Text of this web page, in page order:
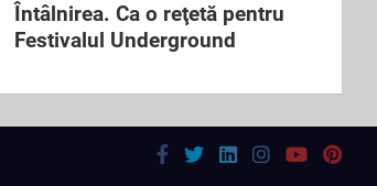
Întâlnirea. Ca o reţetă pentru
Festivalul Underground